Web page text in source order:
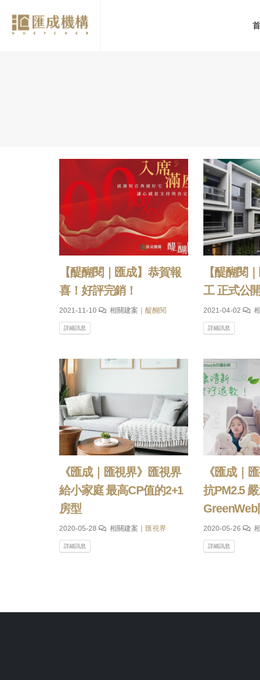
【醍醐閱｜匯成】恭賀報
喜！好評完銷！
2021-11-10 相關建案｜ 醍醐閱
詳細訊息
【醍醐閱
工 正式公
2021-04-02
詳細訊息
《匯成｜匯視界》匯視界
給小家庭 最高CP值的2+1
房型
2020-05-28 相關建案｜ 匯視界
詳細訊息
《匯成｜
抗PM2.5
2020-05-26
詳細訊息